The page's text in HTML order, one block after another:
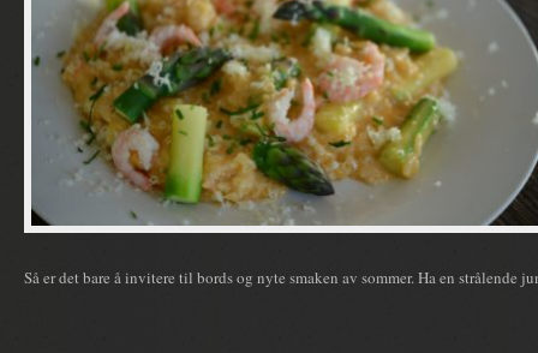
Så er det bare å invitere til bords og nyte smaken av sommer. Ha en strålende